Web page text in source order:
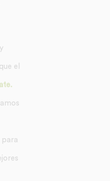
el
para